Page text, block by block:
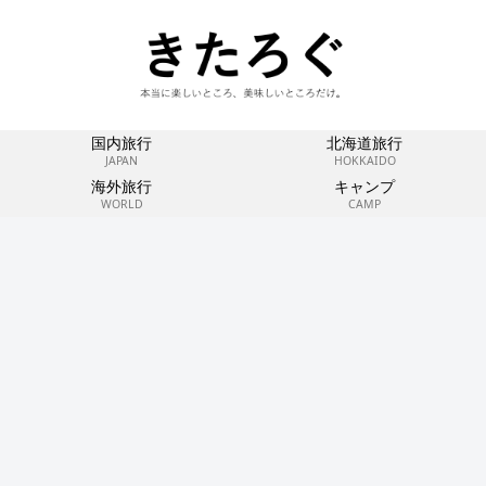
国内旅行
JAPAN
北海道旅行
HOKKAIDO
海外旅行
WORLD
キャンプ
CAMP